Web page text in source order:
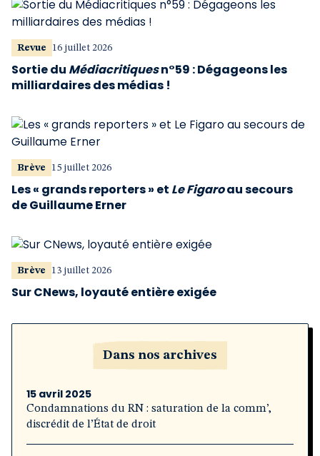
Revue 16 juillet 2026
Sortie du Médiacritiquesn°59 : Dégageons les
milliardaires des médias !
Brève 15 juillet 2026
Les « grands reporters » et Le Figaroau secours
de Guillaume Erner
Brève 13 juillet 2026
Sur CNews, loyauté entière exigée
Dans nos archives
15 avril 2025
Condamnations du RN : saturation de la comm’,
discrédit de l’État de droit